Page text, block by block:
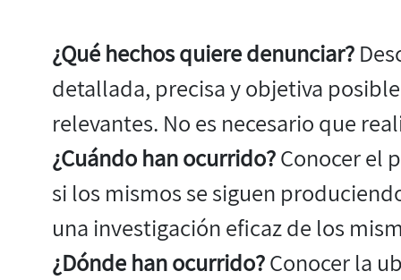
¿Qué hechos quiere denunciar?
detallada, precisa y objetiva
relevantes. No es necesario que
¿Cuándo han ocurrido?Conocer el
si los mismos se siguen
una investigación eficaz de los
¿Dónde han ocurrido?Conocer la